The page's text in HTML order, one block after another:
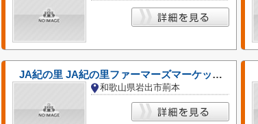
JA紀の里 JA紀の里ファーマーズマーケット OINACITY
和歌山県岩出市荊本